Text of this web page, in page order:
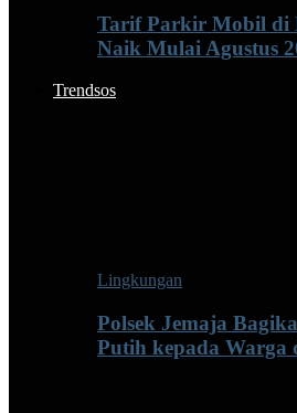
Tarif Parkir Mobil di
Naik Mulai Agustus
Trendsos
Lingkungan
Polsek Jemaja
Putih kepada Warga